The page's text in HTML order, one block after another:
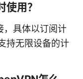
用？
，具体以订阅计
持无限设备的计